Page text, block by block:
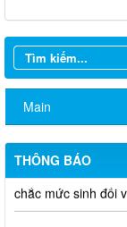
Main
THÔNG BÁO
đất đối với các
phường
Khám sức khỏe
Công khai điều
Tiếp nhận hồ sơ
chắc mức sinh đối